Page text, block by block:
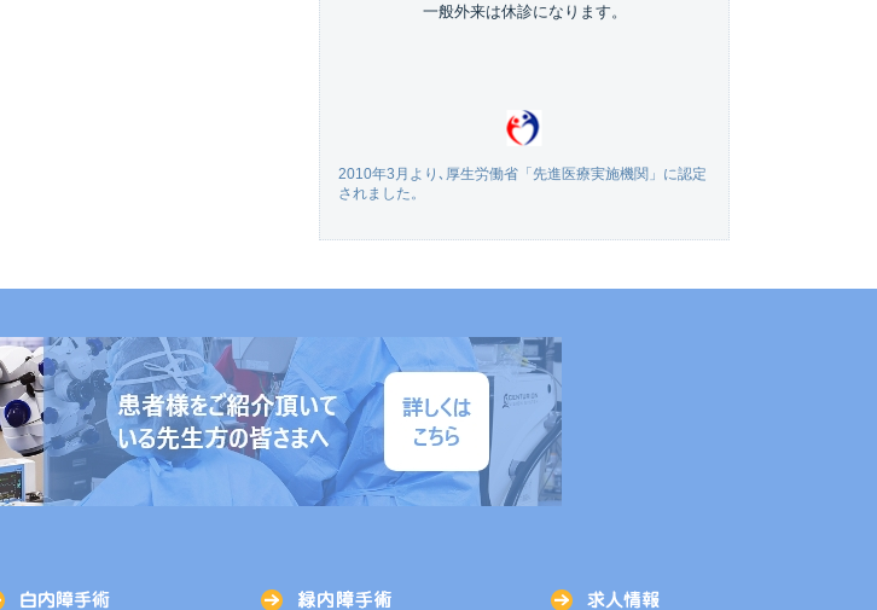
一般外来は休診になります。
2010年3月より､厚生労働省「先進医療実施機関」に認定
されました。